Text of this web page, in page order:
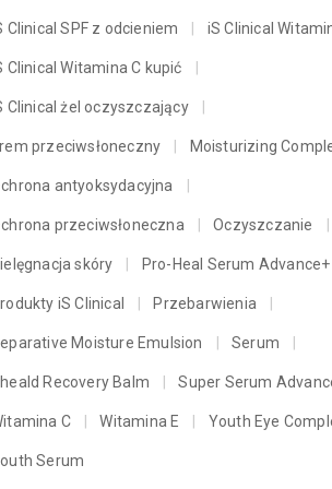
Clinical SPF z odcieniem iS Clinical
Clinical Witamina C kupić
Clinical żel oczyszczający
przeciwsłoneczny Moisturizing
antyoksydacyjna
przeciwsłoneczna Oczyszczanie
skóry Pro-Heal Serum Advance+
iS Clinical Przebarwienia
Moisture Emulsion Serum
Recovery Balm Super Serum
C Witamina E Youth Eye
Serum